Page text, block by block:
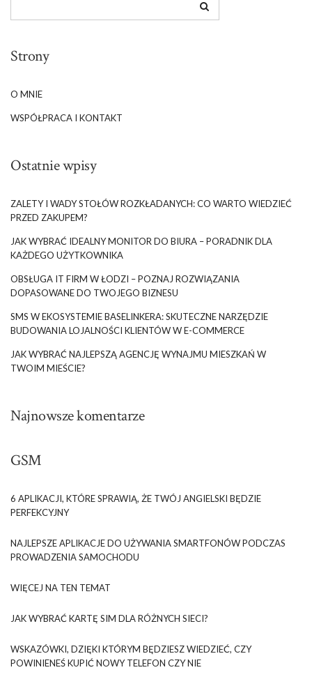
Strony
O MNIE
WSPÓŁPRACA I KONTAKT
Ostatnie wpisy
ZALETY I WADY STOŁÓW ROZKŁADANYCH: CO WARTO WIEDZIEĆ
PRZED ZAKUPEM?
JAK WYBRAĆ IDEALNY MONITOR DO BIURA – PORADNIK DLA
KAŻDEGO UŻYTKOWNIKA
OBSŁUGA IT FIRM W ŁODZI – POZNAJ ROZWIĄZANIA
DOPASOWANE DO TWOJEGO BIZNESU
SMS W EKOSYSTEMIE BASELINKERA: SKUTECZNE NARZĘDZIE
BUDOWANIA LOJALNOŚCI KLIENTÓW W E-COMMERCE
JAK WYBRAĆ NAJLEPSZĄ AGENCJĘ WYNAJMU MIESZKAŃ W
TWOIM MIEŚCIE?
Najnowsze komentarze
GSM
6 APLIKACJI, KTÓRE SPRAWIĄ, ŻE TWÓJ ANGIELSKI BĘDZIE
PERFEKCYJNY
NAJLEPSZE APLIKACJE DO UŻYWANIA SMARTFONÓW PODCZAS
PROWADZENIA SAMOCHODU
WIĘCEJ NA TEN TEMAT
JAK WYBRAĆ KARTĘ SIM DLA RÓŻNYCH SIECI?
WSKAZÓWKI, DZIĘKI KTÓRYM BĘDZIESZ WIEDZIEĆ, CZY
POWINIENEŚ KUPIĆ NOWY TELEFON CZY NIE